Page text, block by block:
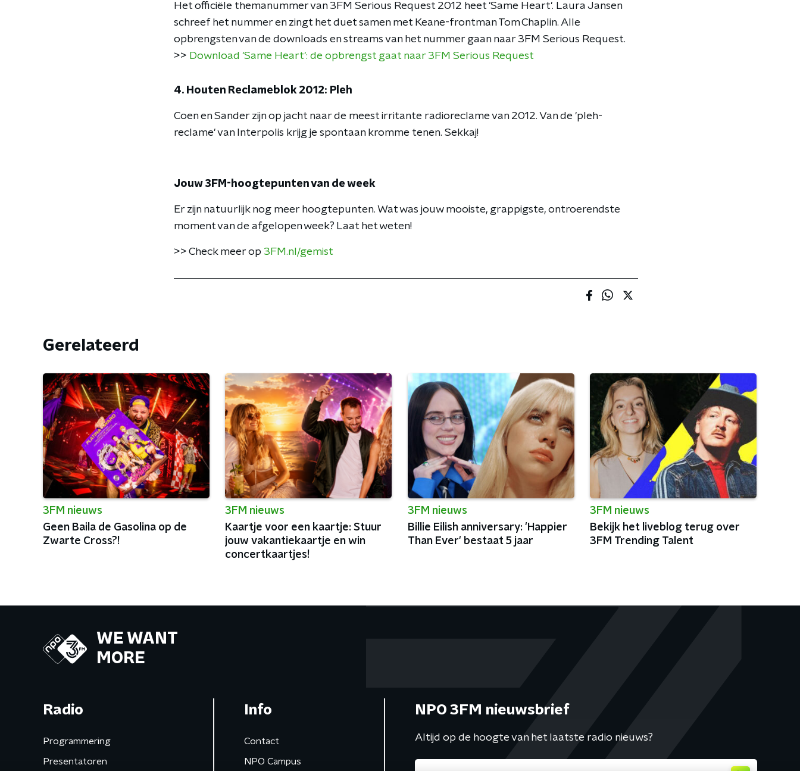
Het officiële themanummer van 3FM Serious Request 2012 heet 'Same Heart'. Laura Jansen
schreef het nummer en zingt het duet samen met Keane-frontman Tom Chaplin. Alle
opbrengsten van de downloads en streams van het nummer gaan naar 3FM Serious Request.
>> Download 'Same Heart': de opbrengst gaat naar 3FM Serious Request
4. Houten Reclameblok 2012: Pleh
Coen en Sander zijn op jacht naar de meest irritante radioreclame van 2012. Van de 'pleh-
reclame' van Interpolis krijg je spontaan kromme tenen. Sekkaj!
Jouw 3FM-hoogtepunten van de week
Er zijn natuurlijk nog meer hoogtepunten. Wat was jouw mooiste, grappigste, ontroerendste
moment van de afgelopen week? Laat het weten!
>> Check meer op 3FM.nl/gemist
Gerelateerd
3FM nieuws
Geen Baila de Gasolina op de
Zwarte Cross?!
3FM nieuws
Kaartje voor een kaartje: Stuur
jouw vakantiekaartje en win
concertkaartjes!
3FM nieuws
Billie Eilish anniversary: 'Happier
Than Ever' bestaat 5 jaar
3FM nieuws
Bekijk het liveblog terug over
3FM Trending Talent
WE WANT
MORE
Radio
Programmering
Presentatoren
Info
Contact
NPO Campus
NPO 3FM nieuwsbrief
Altijd op de hoogte van het laatste radio nieuws?